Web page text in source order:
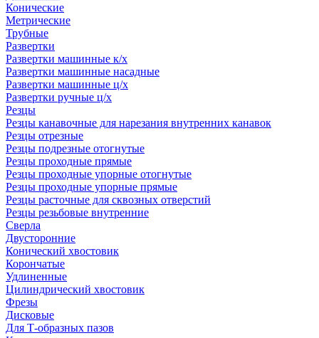
Конические
Метрические
Трубные
Развертки
Развертки машинные к/х
Развертки машинные насадные
Развертки машинные ц/х
Развертки ручные ц/х
Резцы
Резцы канавочные для нарезания внутренних канавок
Резцы отрезные
Резцы подрезные отогнутые
Резцы проходные прямые
Резцы проходные упорные отогнутые
Резцы проходные упорные прямые
Резцы расточные для сквозных отверстий
Резцы резьбовые внутренние
Сверла
Двусторонние
Конический хвостовик
Корончатые
Удлиненные
Цилиндрический хвостовик
Фрезы
Дисковые
Для Т-образных пазов